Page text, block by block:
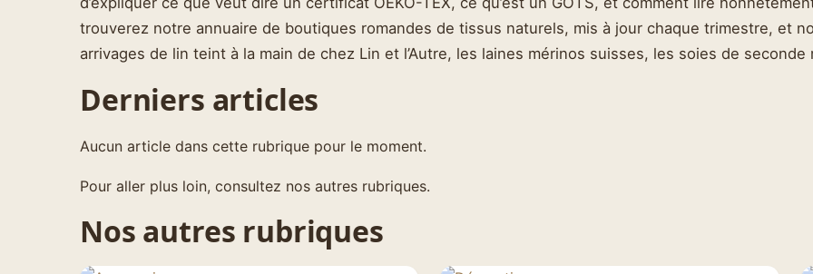
trouverez notre annuaire de boutiques romandes de tissus naturels, mis à jour chaque trimestre, et
arrivages de lin teint à la main de chez Lin et l’Autre, les laines mérinos suisses, les soies de
Derniers articles
Aucun article dans cette rubrique pour le moment.
Pour aller plus loin, consultez nos autres rubriques.
Nos autres rubriques